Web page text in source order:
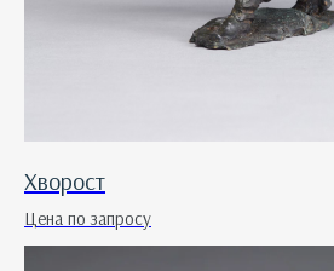
Хворост
Цена по запросу